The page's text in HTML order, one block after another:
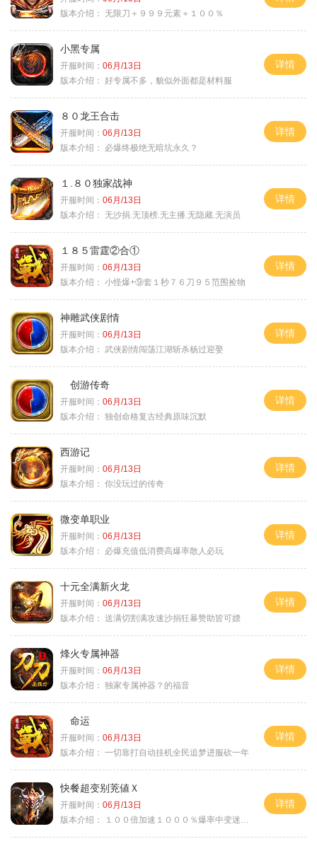
版本介绍： 无限刀＋９９９元素＋１００％
小黑专属
开服时间： 06月/13日
版本介绍： 好专属不多，貌似外面都是材料服
详情
８０龙王合击
开服时间： 06月/13日
版本介绍：
必爆终极绝无暗坑永久？
详情
１.８０独家战神
开服时间： 06月/13日
版本介绍： 无沙捐.无顶榜.无主播.无隐藏.无演员
详情
１８５雷霆②合①
开服时间： 06月/13日
版本介绍： 小怪爆+⑨套１秒７６刀９５范围捡物
详情
神雕武侠剧情
开服时间： 06月/13日
版本介绍： 武侠剧情闯荡江湖斩杀杨过迎娶
详情
创游传奇
开服时间： 06月/13日
版本介绍： 独创命格复古经典原味沉默
详情
西游记
开服时间： 06月/13日
版本介绍： 你没玩过的传奇
详情
微变单职业
开服时间： 06月/13日
版本介绍：
必爆充值低消费高爆率散人必玩
详情
十元全满新火龙
开服时间： 06月/13日
版本介绍： 送满切割满攻速沙捐狂暴赞助皆可嫖
详情
烽火专属神器
开服时间： 06月/13日
版本介绍： 独家专属神器？的福音
详情
命运
开服时间： 06月/13日
版本介绍： 一切靠打自动挂机全民追梦进服砍一年
详情
快餐超变别茺値Ｘ
开服时间： 06月/13日
版本介绍：
１００倍加速１０００％爆率中变迷失单职
详情